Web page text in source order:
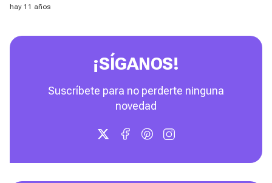
hay 11 años
¡SÍGANOS!
Suscríbete para no perderte ninguna
novedad